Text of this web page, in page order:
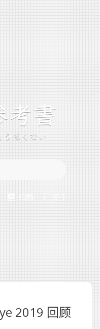
う怖くない
归档 关于
2019 回顾